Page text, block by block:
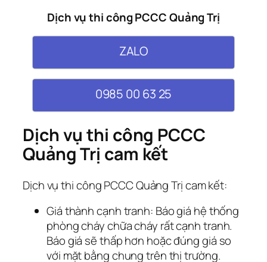
Dịch vụ thi công PCCC Quảng Trị
ZALO
0985 00 63 25
Dịch vụ thi công PCCC
Quảng Trị cam kết
Dịch vụ thi công PCCC Quảng Trị cam kết:
Giá thành cạnh tranh: Báo giá hệ thống
phòng cháy chữa cháy rất cạnh tranh.
Báo giá sẽ thấp hơn hoặc đúng giá so
với mặt bằng chung trên thị trường.